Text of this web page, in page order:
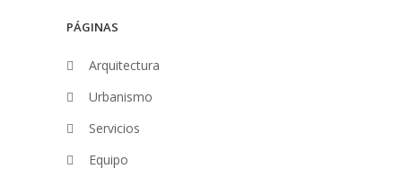
PÁGINAS
Arquitectura
Urbanismo
Servicios
Equipo